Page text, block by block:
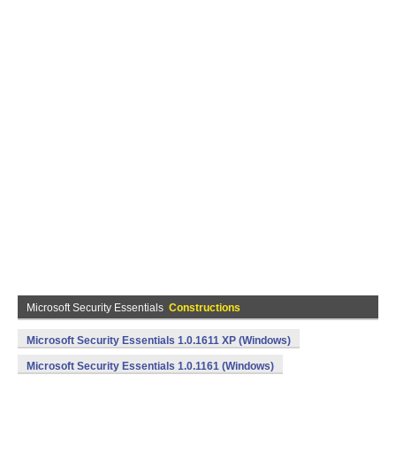
Microsoft Security Essentials Constructions
Microsoft Security Essentials 1.0.1611 XP (Windows)
Microsoft Security Essentials 1.0.1161 (Windows)